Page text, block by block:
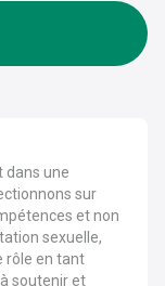
dans une
sur
et non
sexuelle,
rôle en tant
soutenir et